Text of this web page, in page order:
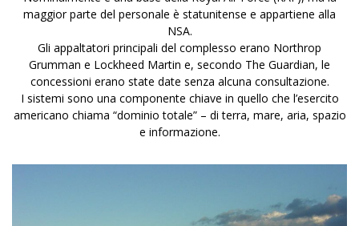
maggior parte del personale è statunitense e appartiene alla
NSA.
Gli appaltatori principali del complesso erano Northrop
Grumman e Lockheed Martin e, secondo The Guardian, le
concessioni erano state date senza alcuna consultazione.
I sistemi sono una componente chiave in quello che l’esercito
americano chiama “dominio totale” – di terra, mare, aria, spazio
e informazione.